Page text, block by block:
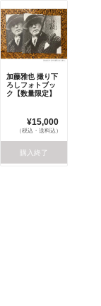
加藤雅也 撮り下
ろしフォトブッ
ク【数量限定】
¥15,000
（税込・送料込）
購入終了